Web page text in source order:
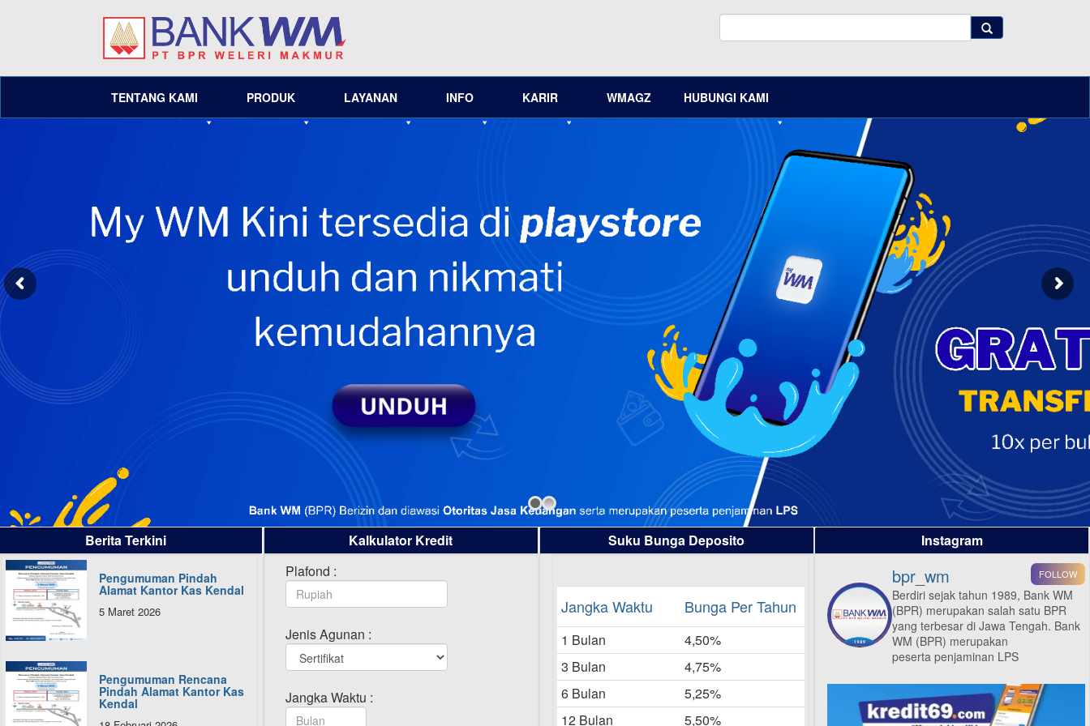
TENTANG KAMI PRODUK LAYANAN INFO KARIR WMAGZ HUBUNGI KAMI
Berita Terkini
Pengumuman Pindah
Alamat Kantor Kas Kendal
5 Maret 2026
Pengumuman Rencana
Pindah Alamat Kantor Kas
Kendal
Kalkulator Kredit
Plafond :
Jenis Agunan :
Jangka Waktu :
Suku Bunga Deposito
Jangka Waktu Bunga Per Tahun
1 Bulan
4,50%
3 Bulan
4,75%
6 Bulan
5,25%
12 Bulan
5,50%
Instagram
FOLLOW
bpr_wm
Berdiri sejak tahun 1989, Bank WM
(BPR) merupakan salah satu BPR
yang terbesar di Jawa Tengah. Bank
WM (BPR) merupakan
peserta penjaminan LPS